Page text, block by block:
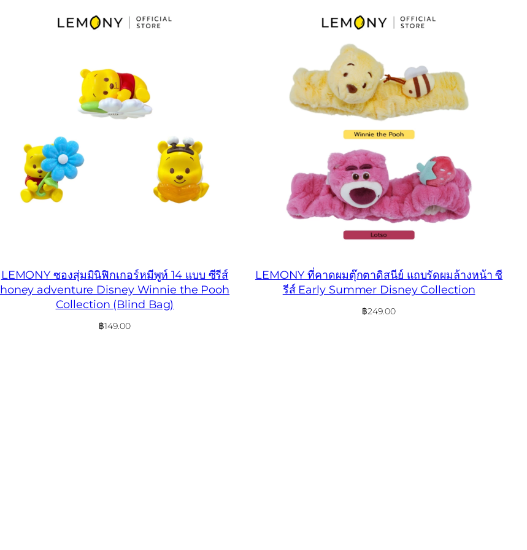
LEMONY ซองสุ่มมินิฟิกเกอร์หมีพูห์ 14 แบบ ซีรีส์
honey adventure Disney Winnie the Pooh
Collection (Blind Bag)
฿149.00
LEMONY ที่คาดผมตุ๊กตาดิสนีย์ แถบรัดผมล้างหน้า ซี
รีส์ Early Summer Disney Collection
฿249.00